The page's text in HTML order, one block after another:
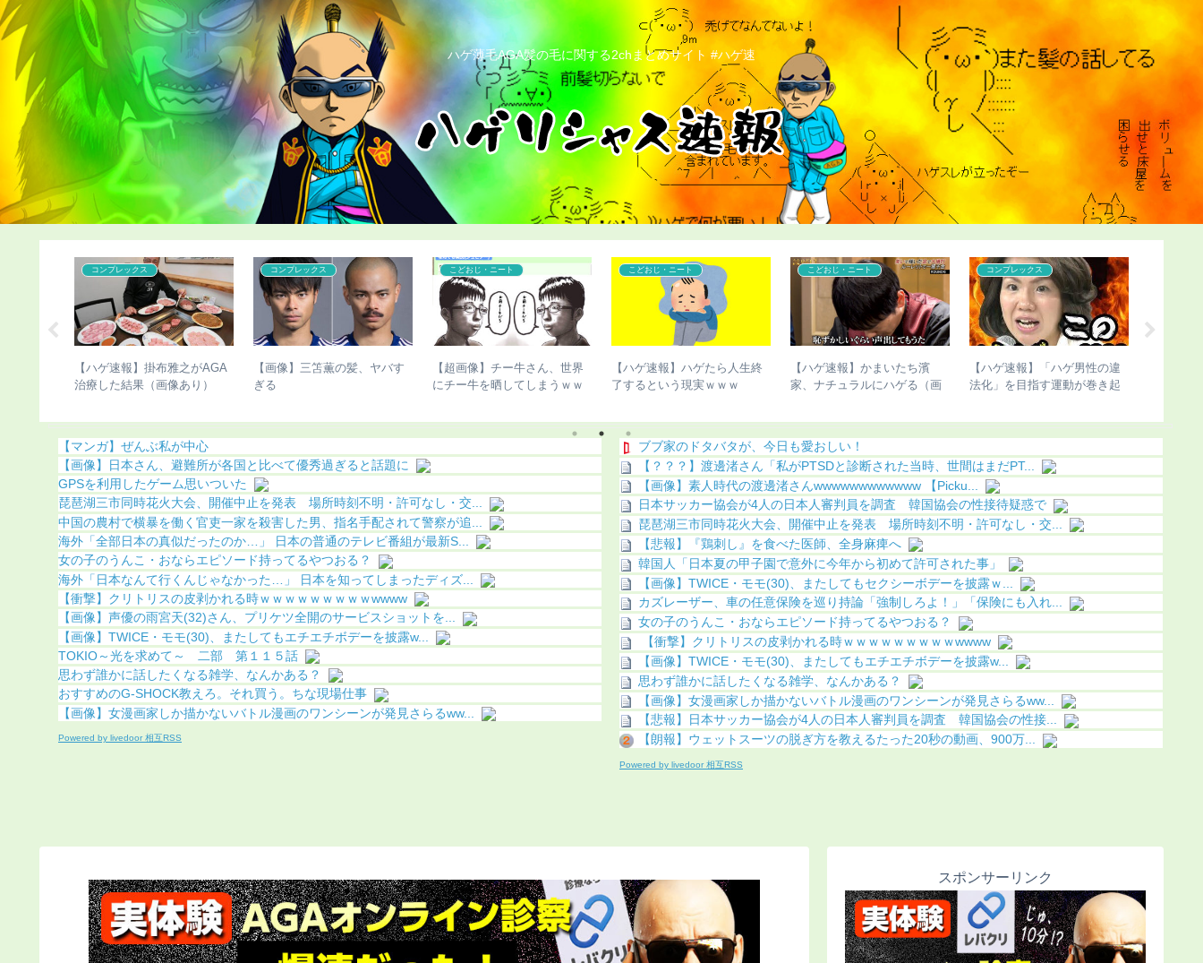
ハゲ薄毛AGA髪の毛に関する2chまとめサイト #ハゲ速
コンプレックス
【ハゲ速報】掛布雅之がAGA
治療した結果（画像あり）
コンプレックス
【画像】三笘薫の髪、ヤバす
ぎる
こどおじ・ニート
【超画像】チー牛さん、世界
にチー牛を晒してしまうｗｗ
こどおじ・ニート
【ハゲ速報】ハゲたら人生終
了するという現実ｗｗｗ
こどおじ・ニート
【ハゲ速報】かまいたち濱
家、ナチュラルにハゲる（画
コンプレックス
【ハゲ速報】「ハゲ男性の違
法化」を目指す運動が巻き起
【マンガ】ぜんぶ私が中心
【画像】日本さん、避難所が各国と比べて優秀過ぎると話題に
GPSを利用したゲーム思いついた
琵琶湖三市同時花火大会、開催中止を発表 場所時刻不明・許可なし・交...
中国の農村で横暴を働く官吏一家を殺害した男、指名手配されて警察が追...
海外「全部日本の真似だったのか…」 日本の普通のテレビ番組が最新S...
女の子のうんこ・おならエピソード持ってるやつおる？
海外「日本なんて行くんじゃなかった…」 日本を知ってしまったディズ...
【衝撃】クリトリスの皮剥かれる時ｗｗｗｗｗｗｗｗｗwwww
【画像】声優の雨宮天(32)さん、プリケツ全開のサービスショットを...
【画像】TWICE・モモ(30)、またしてもエチエチボデーを披露w...
TOKIO～光を求めて～ 二部 第１１５話
思わず誰かに話したくなる雑学、なんかある？
おすすめのG-SHOCK教えろ。それ買う。ちな現場仕事
【画像】女漫画家しか描かないバトル漫画のワンシーンが発見さらるww...
Powered by livedoor 相互RSS
ブブ家のドタバタが、今日も愛おしい！
【？？？】渡邊渚さん「私がPTSDと診断された当時、世間はまだPT...
【画像】素人時代の渡邊渚さんwwwwwwwwwwww 【Picku...
日本サッカー協会が4人の日本人審判員を調査 韓国協会の性接待疑惑で
琵琶湖三市同時花火大会、開催中止を発表 場所時刻不明・許可なし・交...
【悲報】『鶏刺し』を食べた医師、全身麻痺へ
韓国人「日本夏の甲子園で意外に今年から初めて許可された事」
【画像】TWICE・モモ(30)、またしてもセクシーボデーを披露ｗ...
カズレーザー、車の任意保険を巡り持論「強制しろよ！」「保険にも入れ...
女の子のうんこ・おならエピソード持ってるやつおる？
【衝撃】クリトリスの皮剥かれる時ｗｗｗｗｗｗｗｗｗwwww
【画像】TWICE・モモ(30)、またしてもエチエチボデーを披露w...
思わず誰かに話したくなる雑学、なんかある？
【画像】女漫画家しか描かないバトル漫画のワンシーンが発見さらるww...
【悲報】日本サッカー協会が4人の日本人審判員を調査 韓国協会の性接...
【朗報】ウェットスーツの脱ぎ方を教えるたった20秒の動画、900万...
Powered by livedoor 相互RSS
スポンサーリンク